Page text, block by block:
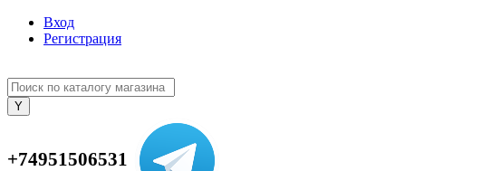
Вход
Регистрация
+74951506531